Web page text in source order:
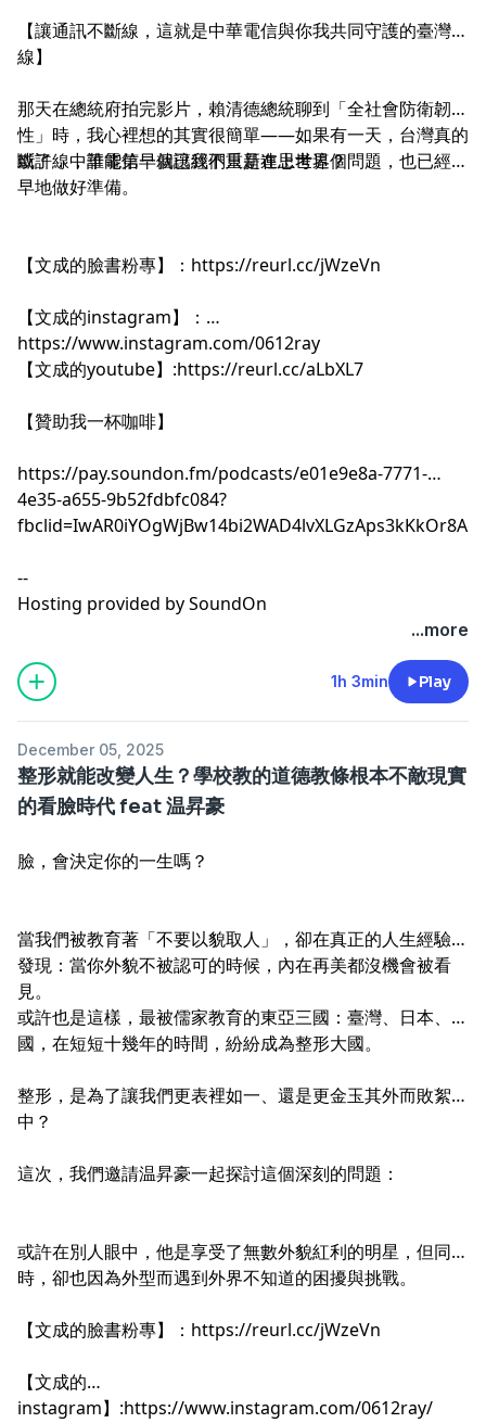
【讓通訊不斷線，這就是中華電信與你我共同守護的臺灣防
線】
那天在總統府拍完影片，賴清德總統聊到「全社會防衛韌
性」時，我心裡想的其實很簡單——如果有一天，台灣真的
斷了線，誰能第一個讓我們重新連上世界？
或許，中華電信早就已經不只是在思考這個問題，也已經早
早地做好準備。
【文成的臉書粉專】： https://reurl.cc/jWzeVn
【文成的instagram】：
https://www.instagram.com/0612ray
【文成的youtube】:https://reurl.cc/aLbXL7
【贊助我一杯咖啡】
https://pay.soundon.fm/podcasts/e01e9e8a-7771-
4e35-a655-9b52fdbfc084?
--
Hosting provided bySoundOn
...more
1h 3min Play
December 05, 2025
整形就能改變人生？學校教的道德教條根本不敵現實
的看臉時代 feat 温昇豪
臉，會決定你的一生嗎？
當我們被教育著「不要以貌取人」，卻在真正的人生經驗裡
發現：當你外貌不被認可的時候，內在再美都沒機會被看
見。
或許也是這樣，最被儒家教育的東亞三國：臺灣、日本、韓
國，在短短十幾年的時間，紛紛成為整形大國。
整形，是為了讓我們更表裡如一、還是更金玉其外而敗絮其
中？
這次，我們邀請温昇豪一起探討這個深刻的問題：
或許在別人眼中，他是享受了無數外貌紅利的明星，但同
時，卻也因為外型而遇到外界不知道的困擾與挑戰。
【文成的臉書粉專】： https://reurl.cc/jWzeVn
【文成的
instagram】:https://www.instagram.com/0612ray/